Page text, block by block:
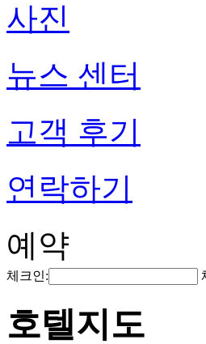
사진
뉴스 센터
고객 후기
연락하기
예약
체크인:
호텔지도